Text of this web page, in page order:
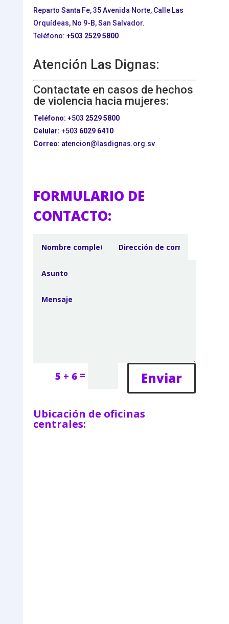
Reparto Santa Fe, 35 Avenida Norte, Calle Las
Orquídeas, No 9-B, San Salvador.
Teléfono: +503 2529 5800
Atención Las Dignas:
Contactate en casos de hechos
de violencia hacia mujeres:
Teléfono: +503 2529 5800
Celular: +503 6029 6410
Correo: atencion@lasdignas.org.sv
FORMULARIO DE
CONTACTO:
5 + 6 = Enviar
Ubicación de oficinas
centrales: